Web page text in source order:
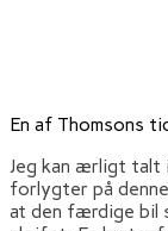
En af Thomsons
Jeg kan ærligt talt
forlygter på
at den færdige bil